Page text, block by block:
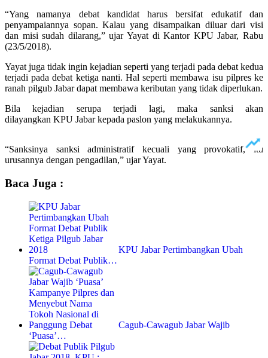
“Yang namanya debat kandidat harus bersifat edukatif dan
penyampaiannya sopan. Kalau yang disampaikan diluar dari visi
dan misi sudah dilarang,” ujar Yayat di Kantor KPU Jabar, Rabu
(23/5/2018).
Yayat juga tidak ingin kejadian seperti yang terjadi pada debat kedua
terjadi pada debat ketiga nanti. Hal seperti membawa isu pilpres ke
ranah pilgub Jabar dapat membawa keributan yang tidak diperlukan.
Bila kejadian serupa terjadi lagi, maka sanksi akan
dilayangkan KPU Jabar kepada paslon yang melakukannya.
“Sanksinya sanksi administratif kecuali yang provokatif, itu
urusannya dengan pengadilan,” ujar Yayat.
Baca Juga :
KPU Jabar Pertimbangkan Ubah
Format Debat Publik…
Cagub-Cawagub Jabar Wajib
‘Puasa’…